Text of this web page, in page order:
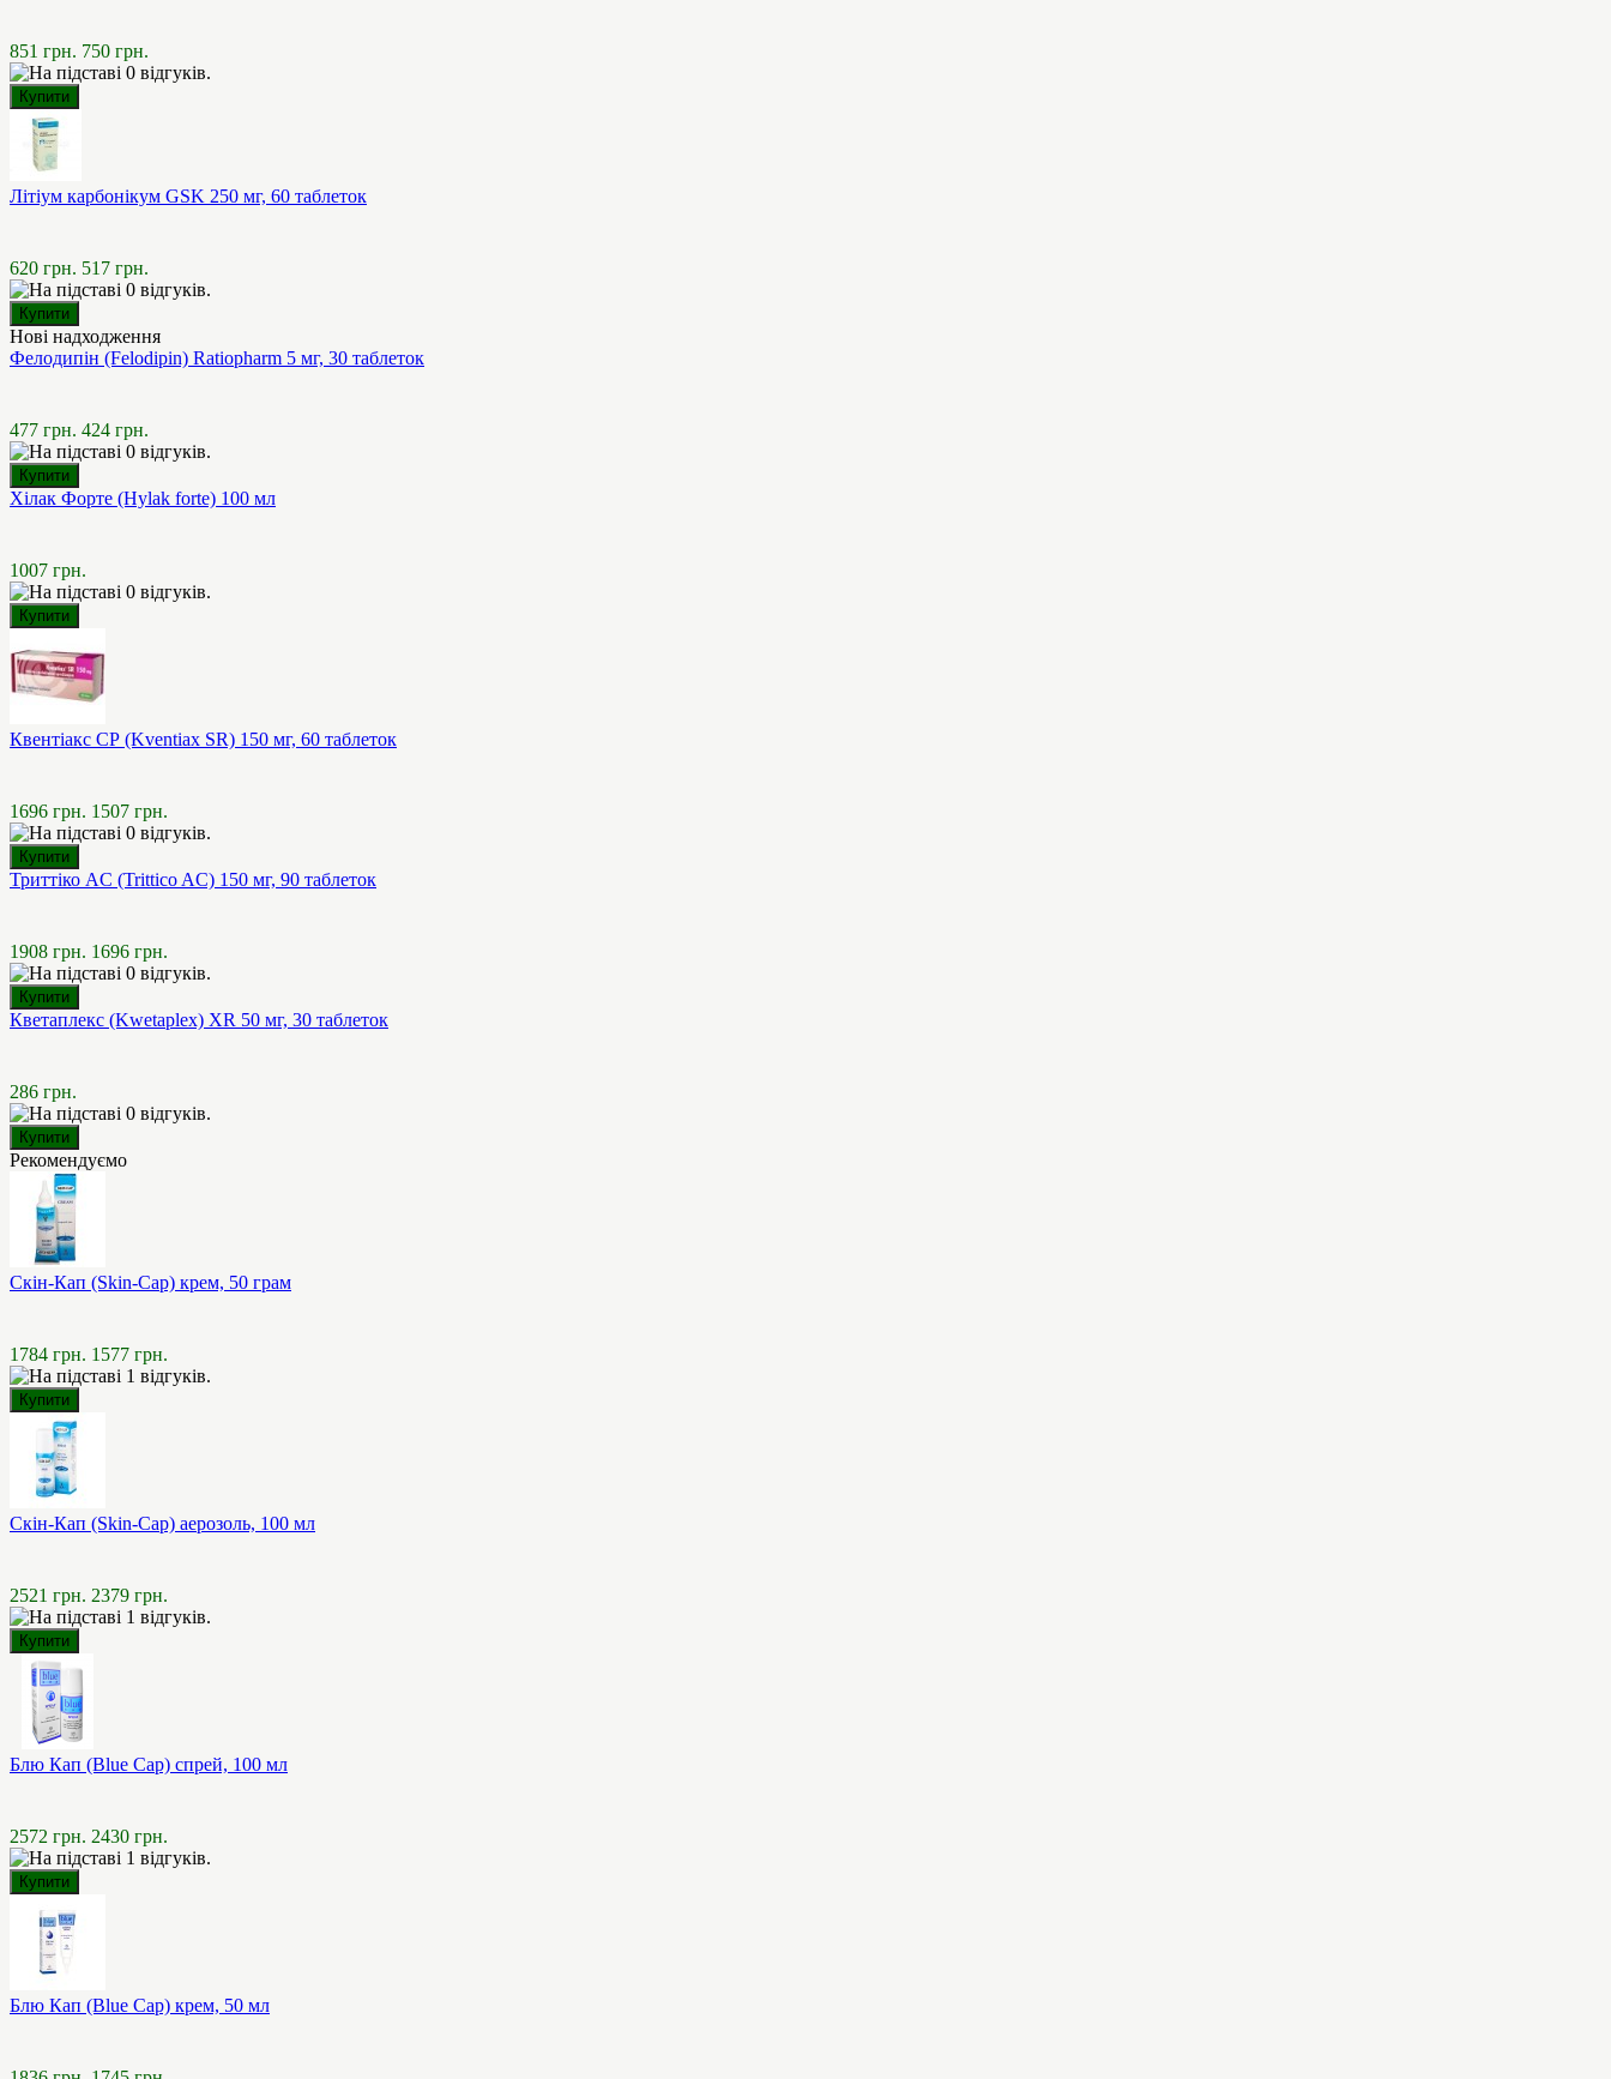
851 грн. 750 грн.
Літіум карбонікум GSK 250 мг, 60 таблеток
620 грн. 517 грн.
Нові надходження
Фелодипін (Felodipin) Ratiopharm 5 мг, 30 таблеток
477 грн. 424 грн.
Хілак Форте (Hylak forte) 100 мл
1007 грн.
Квентіакс СР (Kventiax SR) 150 мг, 60 таблеток
1696 грн. 1507 грн.
Триттіко AC (Trittico AC) 150 мг, 90 таблеток
1908 грн. 1696 грн.
Кветаплекс (Kwetaplex) XR 50 мг, 30 таблеток
286 грн.
Рекомендуємо
Скін-Кап (Skin-Cap) крем, 50 грам
1784 грн. 1577 грн.
Скін-Кап (Skin-Cap) аерозоль, 100 мл
2521 грн. 2379 грн.
Блю Кап (Blue Cap) спрей, 100 мл
2572 грн. 2430 грн.
Блю Кап (Blue Cap) крем, 50 мл